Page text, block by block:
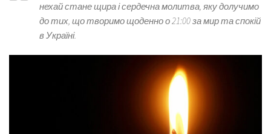
нехай стане щира і сердечна молитва, яку долучимо
до тих, що творимо щоденно о 21:00 за мир та спокій
в Україні.